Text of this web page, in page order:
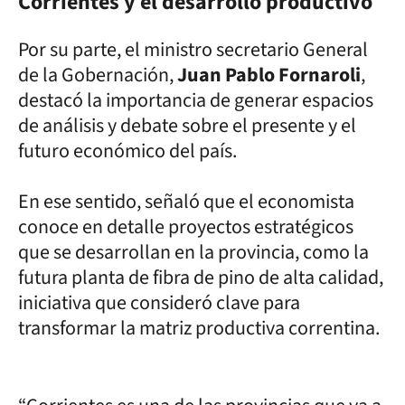
Por su parte, el ministro secretario General
de la Gobernación,Juan Pablo Fornaroli,
destacó la importancia de generar espacios
de análisis y debate sobre el presente y el
futuro económico del país.
En ese sentido, señaló que el economista
conoce en detalle proyectos estratégicos
que se desarrollan en la provincia, como la
futura planta de fibra de pino de alta calidad,
iniciativa que consideró clave para
transformar la matriz productiva correntina.